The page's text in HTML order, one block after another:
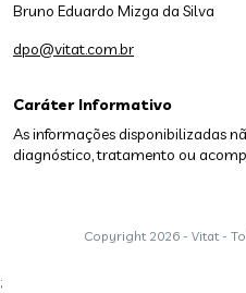
Caráter Informativo
As informações disponibilizadas
diagnóstico, tratamento ou
Bruno Eduardo Mizga da Silva
dpo@vitat.com.br
Copyright 2026 - Vitat -
;